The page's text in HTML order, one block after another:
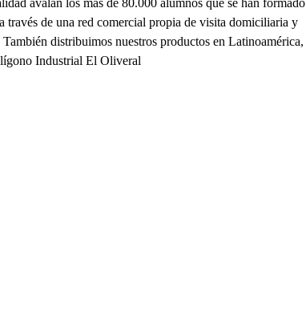
avalan los más de 80.000 alumnos que se han formado
través de una red comercial propia de visita domiciliaria y
distribuimos nuestros productos en Latinoamérica,
Industrial El Oliveral